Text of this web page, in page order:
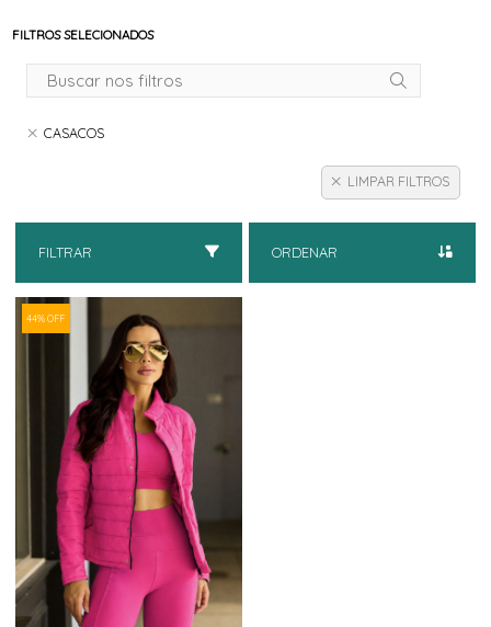
FILTROS SELECIONADOS
CASACOS
LIMPAR FILTROS
FILTRAR ORDENAR
44% OFF